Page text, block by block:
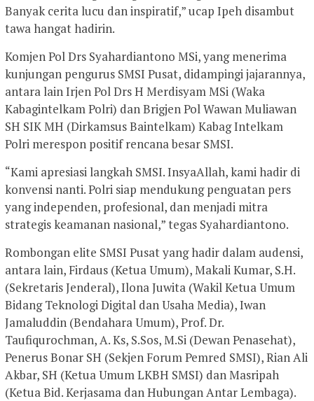
Banyak cerita lucu dan inspiratif,” ucap Ipeh disambut
tawa hangat hadirin.
Komjen Pol Drs Syahardiantono MSi, yang menerima
kunjungan pengurus SMSI Pusat, didampingi jajarannya,
antara lain Irjen Pol Drs H Merdisyam MSi (Waka
Kabagintelkam Polri) dan Brigjen Pol Wawan Muliawan
SH SIK MH (Dirkamsus Baintelkam) Kabag Intelkam
Polri merespon positif rencana besar SMSI.
“Kami apresiasi langkah SMSI. InsyaAllah, kami hadir di
konvensi nanti. Polri siap mendukung penguatan pers
yang independen, profesional, dan menjadi mitra
strategis keamanan nasional,” tegas Syahardiantono.
Rombongan elite SMSI Pusat yang hadir dalam audensi,
antara lain, Firdaus (Ketua Umum), Makali Kumar, S.H.
(Sekretaris Jenderal), Ilona Juwita (Wakil Ketua Umum
Bidang Teknologi Digital dan Usaha Media), Iwan
Jamaluddin (Bendahara Umum), Prof. Dr.
Taufiqurochman, A. Ks, S.Sos, M.Si (Dewan Penasehat),
Penerus Bonar SH (Sekjen Forum Pemred SMSI), Rian Ali
Akbar, SH (Ketua Umum LKBH SMSI) dan Masripah
(Ketua Bid. Kerjasama dan Hubungan Antar Lembaga).